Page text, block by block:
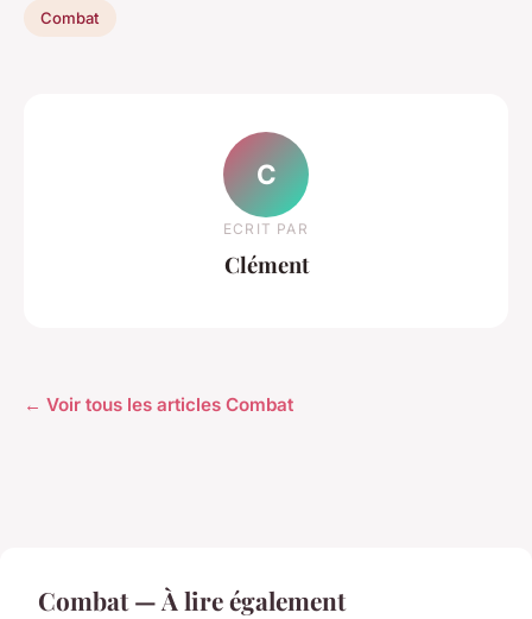
Combat
C
ECRIT PAR
Clément
← Voir tous les articles Combat
Combat — À lire également